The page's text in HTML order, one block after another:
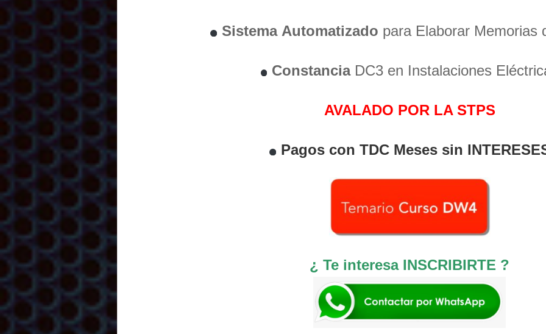
Sistema Automatizado para Elaborar Memorias
ConstanciaDC3 en Instalaciones
AVALADO POR LA STPS
Pagos con TDC Meses sin
¿ Te interesa INSCRIBIRTE ?